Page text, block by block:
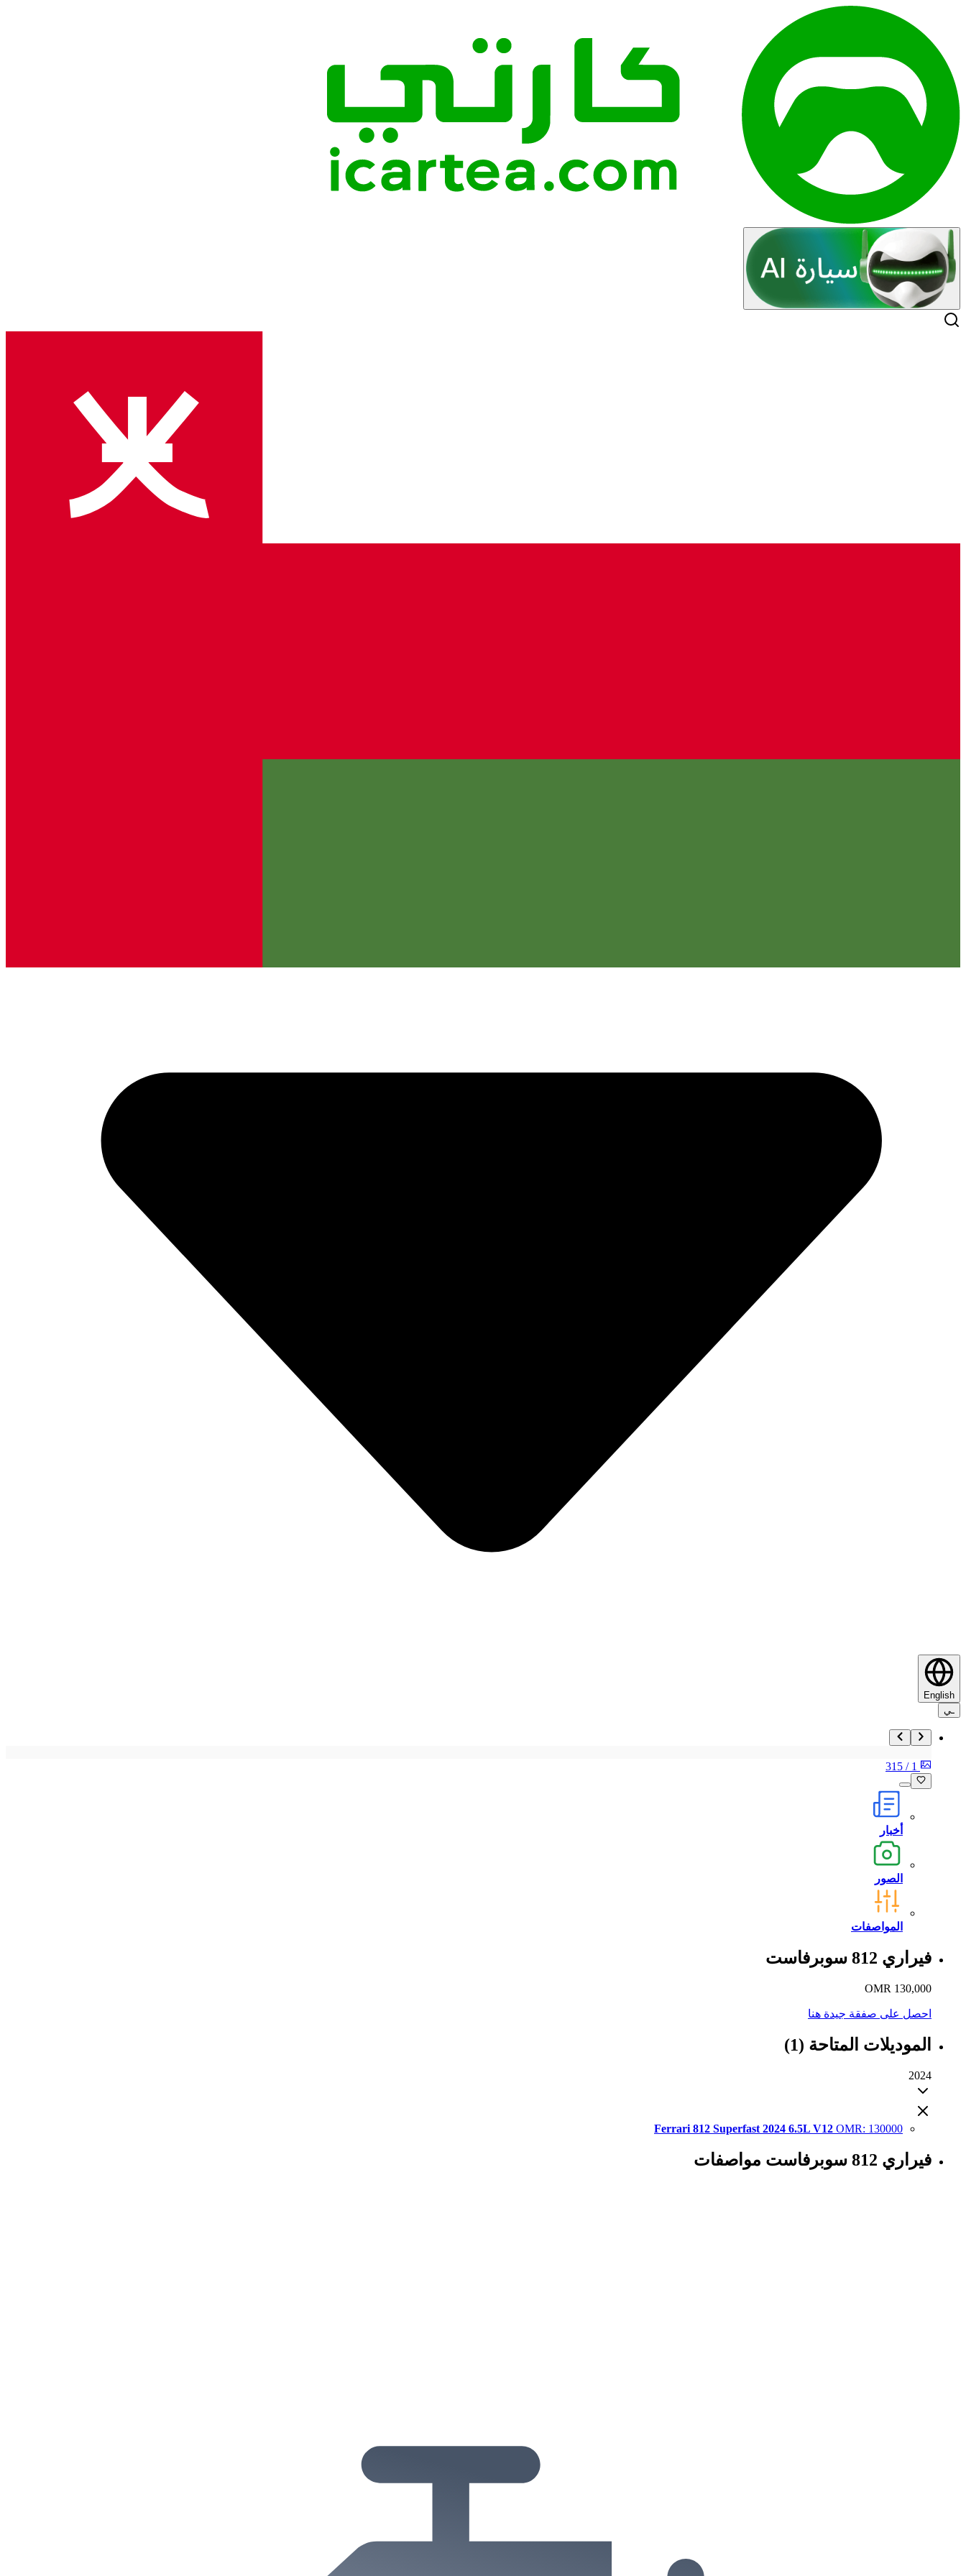
English
ـي
1
/
315
أخبار
الصور
المواصفات
فيراري 812 سوبرفاست
130,000 OMR
احصل على صفقة جيدة هنا
الموديلات المتاحة (1)
2024
Ferrari 812 Superfast 2024 6.5L V12 OMR: 130000
فيراري 812 سوبرفاست مواصفات